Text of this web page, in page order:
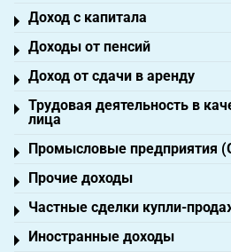
Доход с капитала
Toggle menu
Доходы от пенсий
Toggle menu
Доход от сдачи в аренду
Toggle menu
Трудовая деятельность в
лица
Toggle menu
Промысловые предприятия
Toggle menu
Прочие доходы
Toggle menu
Частные сделки купли-
Toggle menu
Иностранные доходы
Toggle menu